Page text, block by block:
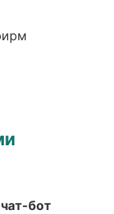
бот